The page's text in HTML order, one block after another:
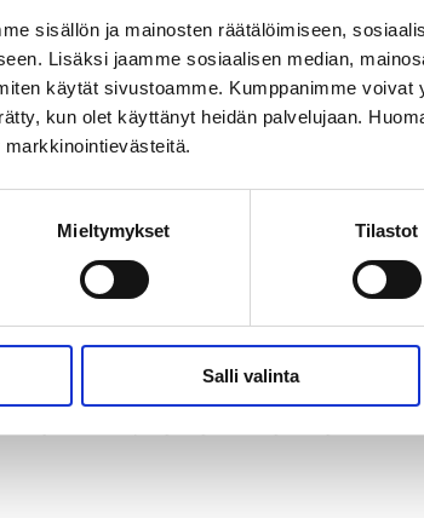
sisällön ja mainosten räätälöimiseen,
Lisäksi jaamme sosiaalisen median,
käytät sivustoamme. Kumppanimme voivat
kun olet käyttänyt heidän palvelujaan.
Mieltymykset Tilastot
Salli valinta
ja Pohjoismaissa, kun Kokemäen
sähköntuotantoa. Mutta mitä tämä
ja merikaapeliyhteydellä. Työn myötä